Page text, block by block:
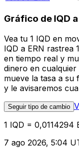
Gráfico de IQD a
Vea tu 1 IQD en
IQD a ERN rastrea
en tiempo real y
dinero en cualquier
mueve la tasa a su
y le avisaremos
Seguir tipo de cambio
1 IQD = 0,0114294
7 ago 2026, 5:04